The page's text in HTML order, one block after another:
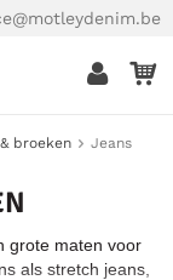
broeken Jeans
grote maten voor
als stretch jeans,